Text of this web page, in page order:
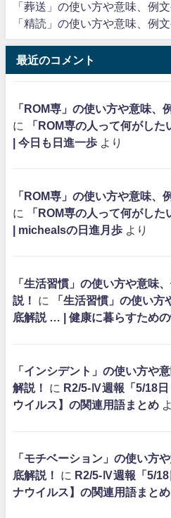
「葬送」の使い方や意味、例
「精読」の使い方や意味、例
最近のコメント
「ROM専」の使い方や意味、
に
「ROM専の人って何がし
| 今日も日進一歩 より
「ROM専」の使い方や意味、
に
「ROM専の人って何がし
| michealsの日進月歩 より
「生活習慣」の使い方や意味
説！
に
「生活習慣」の使い
底解説 … | 健康に暮らすための
「インシデント」の使い方や
解説！
に R2/5-Ⅳ週報「5/18
ウイルス】の関連用語まとめ
「モチベーション」の使い方
底解説！
に R2/5-Ⅳ週報「5/18
ナウイルス】の関連用語まとめ